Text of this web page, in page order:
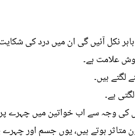
نکل آئیں گی ان میں درد کی
علامت ہے۔
لگتے ہیں۔
ہے۔
کی وجہ سے اب خواتین میں چہرے
ہوتے ہیں، یوں جسم اور چہرے